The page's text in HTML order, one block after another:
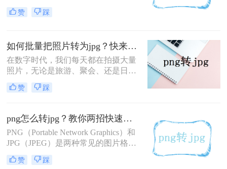
压缩和透明背景支持而备受青睐，而
JPG格式则因其高效的压缩算法广泛
图片转换成JPG格式，以满足特定的
需求或优化存储空间。本文将介绍
png图片怎么转换成jpg，帮助读者轻
赞 踩
如何批量把照片转为jpg？快来试试这2个方法！
在数字时代，我们每天都在拍摄大量
照片，无论是旅游、聚会、还是日常
生活中的点滴，照片记录了我们美好
的回忆。然而，不同的相机或设备可
PNG、TIFF、RAW等。其中，JPG格
式是最常见和广泛支持的格式。如果
你想将大量照片转换为JPG格式，那
么如何批量把照片转为jpg呢？下面将
为你介绍两种简便的方法。
赞 踩
png怎么转jpg？教你两招快速转格式！
PNG（Portable Network Graphics）和
JPG（JPEG）是两种常见的图片格
式，各有其特点。PNG通常用于需要
保留透明背景或无损压缩的场合，而
赞 踩